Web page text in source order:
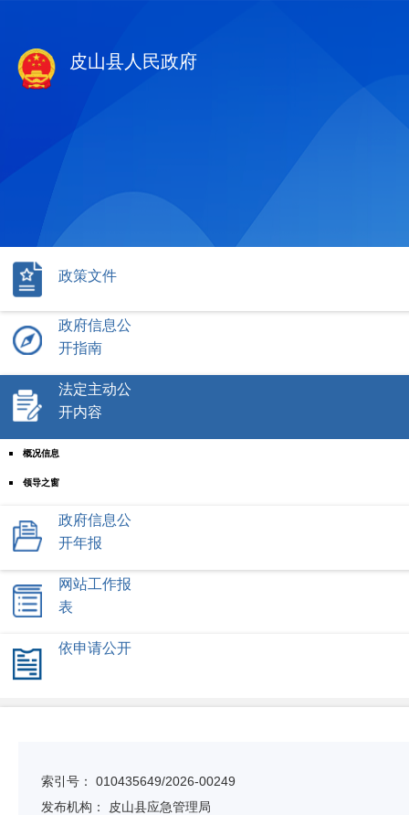
皮山县人民政府
政策文件
政府信息公
开指南
法定主动公
开内容
概况信息
领导之窗
通知公告
政策解读
重大会议信息
涉企收费
人事信息
政府信息公
开年报
网站工作报
表
依申请公开
索引号：
010435649/2026-00249
发布机构：
皮山县应急管理局